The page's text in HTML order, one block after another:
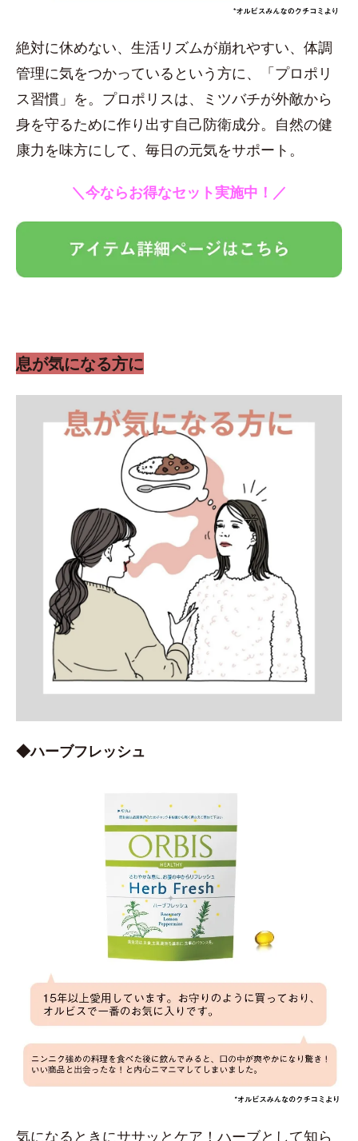
絶対に休めない、生活リズムが崩れやすい、体調
管理に気をつかっているという方に、「プロポリ
ス習慣」を。プロポリスは、ミツバチが外敵から
身を守るために作り出す自己防衛成分。自然の健
康力を味方にして、毎日の元気をサポート。
＼今ならお得なセット実施中！／
息が気になる方に
◆ハーブフレッシュ
気になるときにササッとケア！ハーブとして知ら